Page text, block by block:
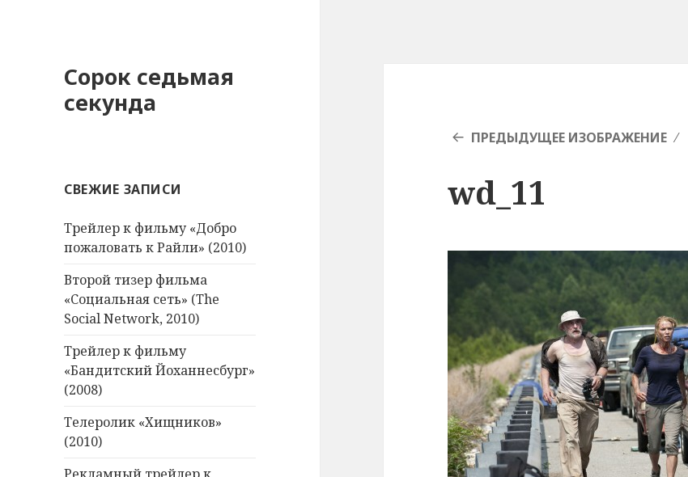
Сорок седьмая
секунда
СВЕЖИЕ ЗАПИСИ
Трейлер к фильму «Добро
пожаловать к Райли» (2010)
Второй тизер фильма
«Социальная сеть» (The
Social Network, 2010)
Трейлер к фильму
«Бандитский Йоханнесбург»
(2008)
Телеролик «Хищников»
(2010)
ПРЕДЫДУЩЕЕ ИЗОБРАЖЕНИЕ
wd_11